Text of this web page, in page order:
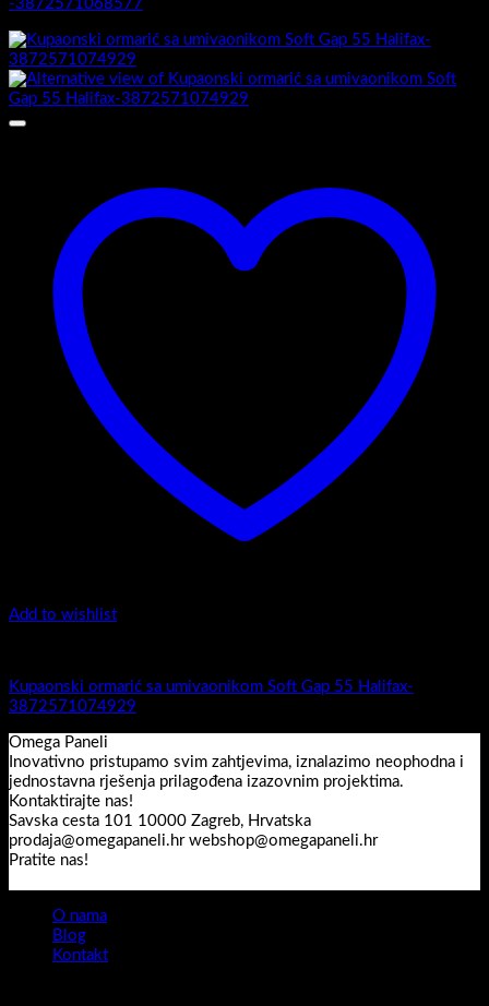
-3872571068577
Add to wishlist
Kupaonski ormarić sa umivaonikom Soft Gap 55 Halifax-
3872571074929
Omega Paneli
Inovativno pristupamo svim zahtjevima, iznalazimo neophodna i
jednostavna rješenja prilagođena izazovnim projektima.
Kontaktirajte nas!
Savska cesta 101 10000 Zagreb, Hrvatska
prodaja@omegapaneli.hr webshop@omegapaneli.hr
Pratite nas!
O nama
Blog
Kontakt